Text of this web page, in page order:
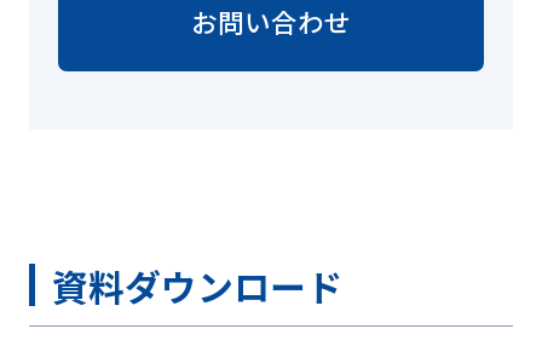
お問い合わせ
資料ダウンロード